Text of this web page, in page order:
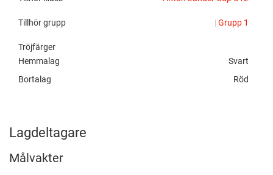
Tillhör grupp | Grupp 1
Tröjfärger
Hemmalag
Svart
Bortalag
Röd
Lagdeltagare
Målvakter